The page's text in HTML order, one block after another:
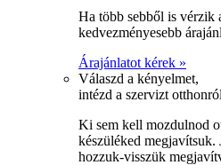
Ha több sebből is vérzik
kedvezményesebb
Árajánlatot kérek »
Válaszd a kényelmet,
intézd a szervizt
Ki sem kell mozdulnod
készüléked megjavítsuk.
hozzuk-visszük